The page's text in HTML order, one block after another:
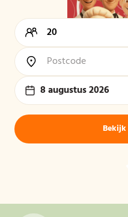
8 augustus 2026